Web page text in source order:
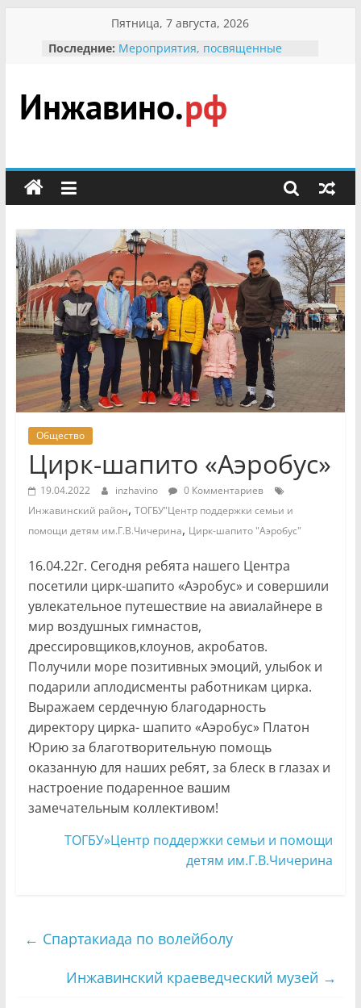
содержимому
Пятница, 7 августа, 2026
Последние: Мероприятия, посвященные
гражданин Инжавинского округа»
участнице Великой
Отечественной, фронтовичке
Безопасность в сети Интернет
мероприятии «Сохраним
первоцветы!»
В вольере Воронинского
заповедника родились крапчатые
суслики
Инжавино.рф
сельский
портал
Общество
Цирк-шапито «Аэробус»
19.04.2022 inzhavino
0 Комментариев
Инжавинский район, ТОГБУ"Центр поддержки семьи и
помощи детям им.Г.В.Чичерина, Цирк-шапито "Аэробус"
16.04.22г. Сегодня ребята нашего Центра
посетили цирк-шапито «Аэробус» и совершили
увлекательное путешествие на авиалайнере в
мир воздушных гимнастов,
дрессировщиков,клоунов, акробатов.
Получили море позитивных эмоций, улыбок и
подарили аплодисменты работникам цирка.
Выражаем сердечную благодарность
директору цирка- шапито «Аэробус» Платон
Юрию за благотворительную помощь
оказанную для наших ребят, за блеск в глазах и
настроение подаренное вашим
замечательным коллективом!
ТОГБУ»Центр поддержки семьи и помощи
детям им.Г.В.Чичерина
← Спартакиада по волейболу
Инжавинский краеведческий музей →